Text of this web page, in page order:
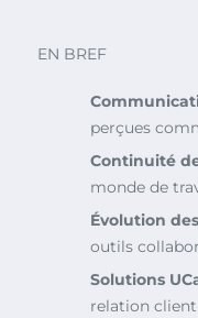
EN BREF
perçues
Continuité
monde de
Évolution
outils
Solutions
relation